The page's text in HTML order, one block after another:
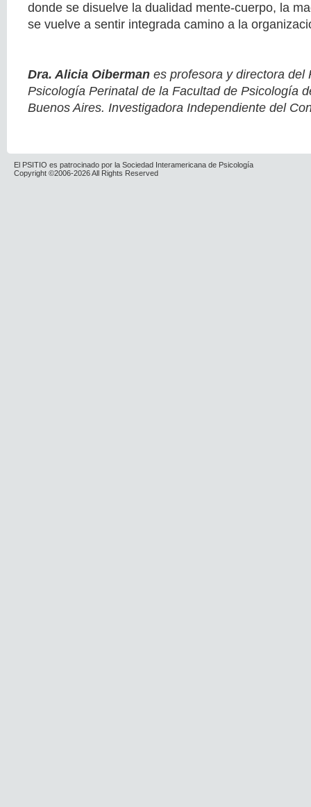
donde se disuelve la dualidad mente-cuerpo, la
se vuelve a sentir integrada camino a la
Dra. Alicia Oiberman es profesora y directora del
Psicología Perinatal de la Facultad de Psicología
Buenos Aires. Investigadora Independiente del
El PSITIO es patrocinado por la Sociedad Interamericana de Psicología
Copyright ©2006-2026 All Rights Reserved